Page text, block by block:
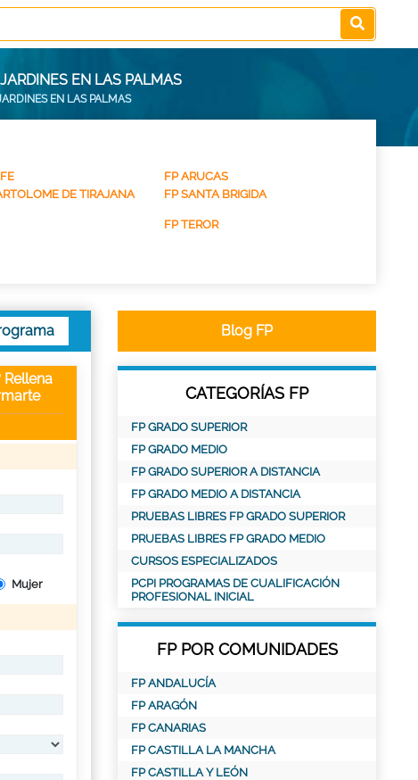
EN LAS PALMAS
EN LAS PALMAS
FP ARUCAS
DE TIRAJANA FP SANTA BRIGIDA
FP TEROR
Rellena
Mujer
Blog FP
CATEGORÍAS FP
FP GRADO SUPERIOR
FP GRADO MEDIO
FP GRADO SUPERIOR A DISTANCIA
FP GRADO MEDIO A DISTANCIA
PRUEBAS LIBRES FP GRADO SUPERIOR
PRUEBAS LIBRES FP GRADO MEDIO
CURSOS ESPECIALIZADOS
PCPI PROGRAMAS DE CUALIFICACIÓN
PROFESIONAL INICIAL
FP POR COMUNIDADES
FP ANDALUCÍA
FP ARAGÓN
FP CANARIAS
FP CASTILLA LA MANCHA
FP CASTILLA Y LEÓN